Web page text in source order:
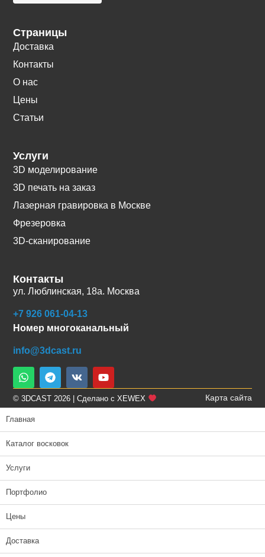
Страницы
Доставка
Контакты
О нас
Цены
Статьи
Услуги
3D моделирование
3D печать на заказ
Лазерная гравировка в Москве
Фрезеровка
3D-сканирование
Контакты
ул. Люблинская, 18а. Москва
+7 926 061-04-13
Номер многоканальный
info@3dcast.ru
© 3DCAST 2026 | Сделано с XEWEX Карта сайта
Главная
Каталог восковок
Услуги
Портфолио
Цены
Доставка